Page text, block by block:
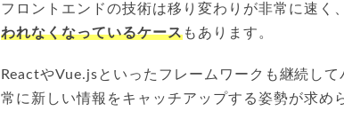
フロントエンドの技術は移り変わりが非常に速く、
われなくなっているケースもあります。
ReactやVue.jsといったフレームワークも継続し
常に新しい情報をキャッチアップする姿勢が求め